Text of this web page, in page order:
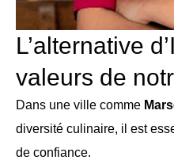
L’alternative
valeurs de
Dans une ville comme
diversité culinaire, il est
de confiance.